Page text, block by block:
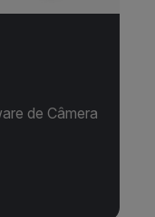
de Câmera